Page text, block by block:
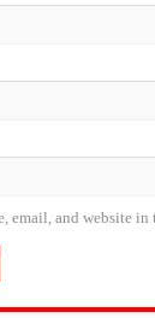
email, and website